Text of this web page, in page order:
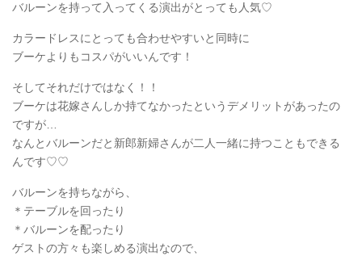
バルーンを持って入ってくる演出がとっても人気♡
カラードレスにとっても合わせやすいと同時に
ブーケよりもコスパがいいんです！
そしてそれだけではなく！！
ブーケは花嫁さんしか持てなかったというデメリットがあったの
ですが…
なんとバルーンだと新郎新婦さんが二人一緒に持つこともできる
んです♡♡
バルーンを持ちながら、
＊テーブルを回ったり
＊バルーンを配ったり
ゲストの方々も楽しめる演出なので、